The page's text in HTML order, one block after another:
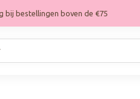
bij bestellingen boven de €75